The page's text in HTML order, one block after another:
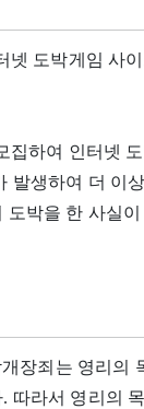
넷 도박게임 사
집하여 인터넷
발생하여 더 이
박을 한 사실
장죄는 영리의
따라서 영리의